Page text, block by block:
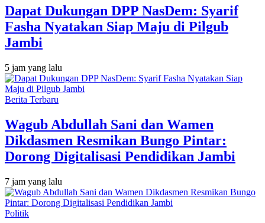
Dapat Dukungan DPP NasDem: Syarif
Fasha Nyatakan Siap Maju di Pilgub
Jambi
5 jam yang lalu
Berita Terbaru
Wagub Abdullah Sani dan Wamen
Dikdasmen Resmikan Bungo Pintar:
Dorong Digitalisasi Pendidikan Jambi
7 jam yang lalu
Politik